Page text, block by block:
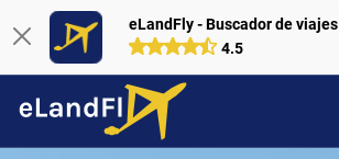
eLandFly - Buscador de viajes
4.5